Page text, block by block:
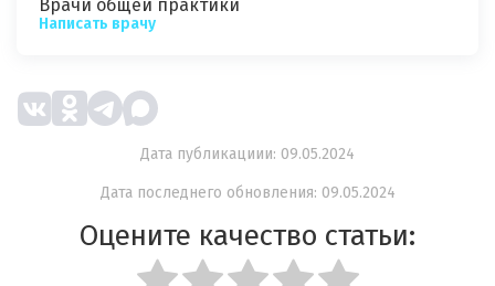
Врачи общей практики
Написать врачу
Дата публикациии: 09.05.2024
Дата последнего обновления: 09.05.2024
Оцените качество статьи: